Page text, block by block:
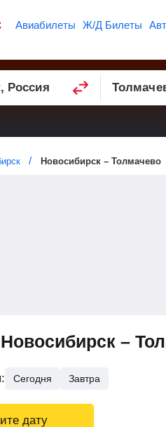
Авиабилеты Ж/Д Билеты
Новосибирск – Толмачево
–
Сегодня Завтра
дату